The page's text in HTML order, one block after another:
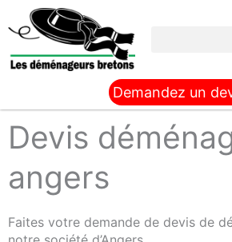
au
contenu
Demandez un
Devis
angers
Faites votre demande de devis de